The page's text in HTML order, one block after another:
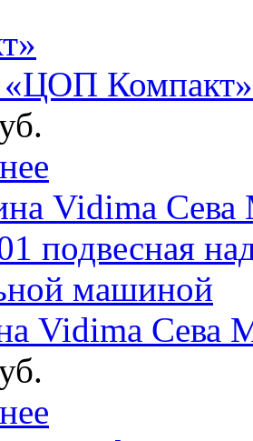
«ЦОП Компакт»
Vidima Сева